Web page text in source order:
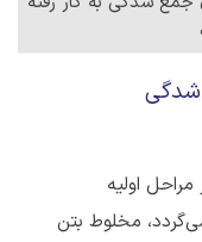
شدگی
اولیه
مخلوط بتن